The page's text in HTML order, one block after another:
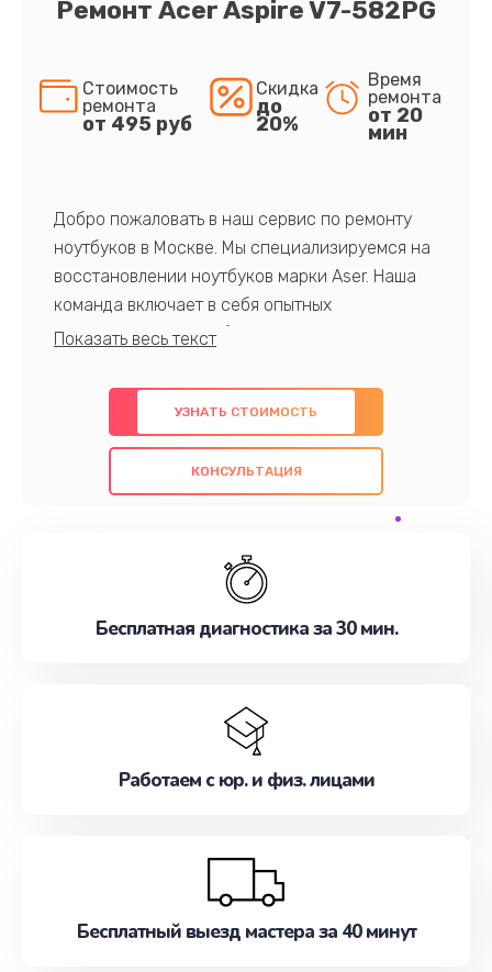
Ремонт Acer Aspire V7-582PG
Стоимость
ремонта
от 495 руб
Скидка
до
20%
Время
ремонта
от 20
мин
Добро пожаловать в наш сервис по ремонту
ноутбуков в Москве. Мы специализируемся на
восстановлении ноутбуков марки Aser. Наша
команда включает в себя опытных
профессионалов с обширными знаниями и
предлагаем быстрый и качественный ремонт с
использованием оригинальных компонентов, а
также гарантируем качество всех
проведенных работ. Наша цель - предоставить
наилучшим образом. Не медлите записаться на
УЗНАТЬ СТОИМОСТЬ
КОНСУЛЬТАЦИЯ
Бесплатная диагностика за 30 мин.
Работаем с юр. и физ. лицами
Бесплатный выезд мастера за 40 минут